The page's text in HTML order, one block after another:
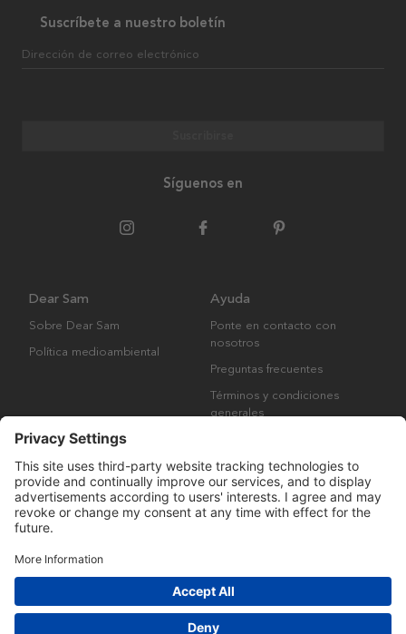
Suscríbete a nuestro boletín
Dirección de correo electrónico
Síguenos en
Dear Sam
Sobre Dear Sam
Política medioambiental
Ayuda
Ponte en contacto con
nosotros
Preguntas frecuentes
Términos y condiciones
generales
Derechos de autor © Many Brands AB 2023. Todos los derechos